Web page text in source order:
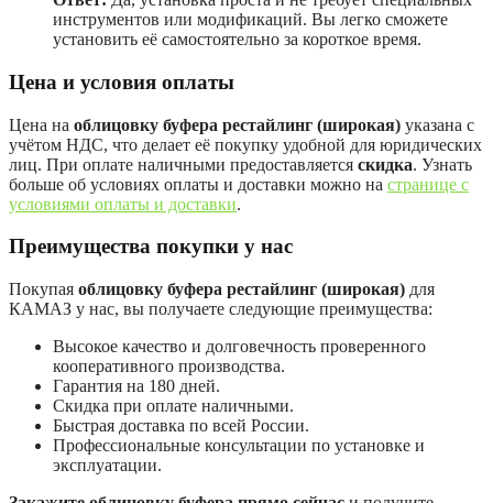
инструментов или модификаций. Вы легко сможете
установить её самостоятельно за короткое время.
Цена и условия оплаты
Цена на облицовку буфера рестайлинг (широкая) указана с
учётом НДС, что делает её покупку удобной для юридических
лиц. При оплате наличными предоставляется скидка. Узнать
больше об условиях оплаты и доставки можно на странице с
условиями оплаты и доставки.
Преимущества покупки у нас
Покупая облицовку буфера рестайлинг (широкая) для
КАМАЗ у нас, вы получаете следующие преимущества:
Высокое качество и долговечность проверенного
кооперативного производства.
Гарантия на 180 дней.
Скидка при оплате наличными.
Быстрая доставка по всей России.
Профессиональные консультации по установке и
эксплуатации.